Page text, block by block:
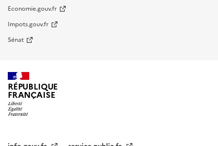
Economie.gouv.fr
Impots.gouv.fr
Sénat
RÉPUBLIQUE
FRANÇAISE